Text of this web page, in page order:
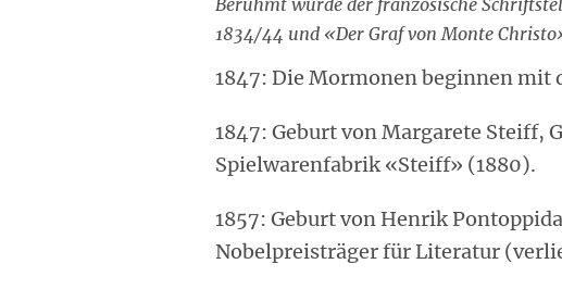
1834/44 und «Der Graf von Monte
1847: Die Mormonen beginnen mit
1847: Geburt von Margarete Steiff,
Spielwarenfabrik «Steiff» (1880).
1857: Geburt von Henrik
Nobelpreisträger für Literatur